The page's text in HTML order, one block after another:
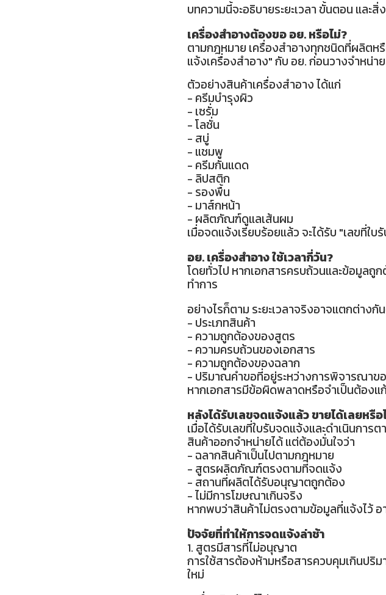
บทความนี้จะอธิบายระยะเวลา ขั้นตอน แล
เครื่องสำอางต้องขอ อย. หรือไม่?
ตามกฎหมาย เครื่องสำอางทุกชนิดที่ผลิตหรื
แจ้งเครื่องสำอาง" กับ อย. ก่อนวางจำหน่าย
ตัวอย่างสินค้าเครื่องสำอาง ได้แก่
- ครีมบำรุงผิว
- เซรั่ม
- โลชั่น
- สบู่
- แชมพู
- ครีมกันแดด
- ลิปสติก
- รองพื้น
- มาส์กหน้า
- ผลิตภัณฑ์ดูแลเส้นผม
เมื่อจดแจ้งเรียบร้อยแล้ว จะได้รับ "เลขที่ใ
อย. เครื่องสำอาง ใช้เวลากี่วัน?
โดยทั่วไป หากเอกสารครบถ้วนและข้อมูลถู
ทำการ
อย่างไรก็ตาม ระยะเวลาจริงอาจแตกต่าง
- ประเภทสินค้า
- ความถูกต้องของสูตร
- ความครบถ้วนของเอกสาร
- ความถูกต้องของฉลาก
- ปริมาณคำขอที่อยู่ระหว่างการพิจารณาข
หากเอกสารมีข้อผิดพลาดหรือจำเป็นต้องแก้
หลังได้รับเลขจดแจ้งแล้ว ขายได้เลยหรือ
เมื่อได้รับเลขที่ใบรับจดแจ้งและดำเนินกา
สินค้าออกจำหน่ายได้แต่ต้องมั่นใจว่า
- ฉลากสินค้าเป็นไปตามกฎหมาย
- สูตรผลิตภัณฑ์ตรงตามที่จดแจ้ง
- สถานที่ผลิตได้รับอนุญาตถูกต้อง
- ไม่มีการโฆษณาเกินจริง
หากพบว่าสินค้าไม่ตรงตามข้อมูลที่แจ้งไว้
ปัจจัยที่ทำให้การจดแจ้งล่าช้า
1. สูตรมีสารที่ไม่อนุญาต
การใช้สารต้องห้ามหรือสารควบคุมเกินป
ใหม่